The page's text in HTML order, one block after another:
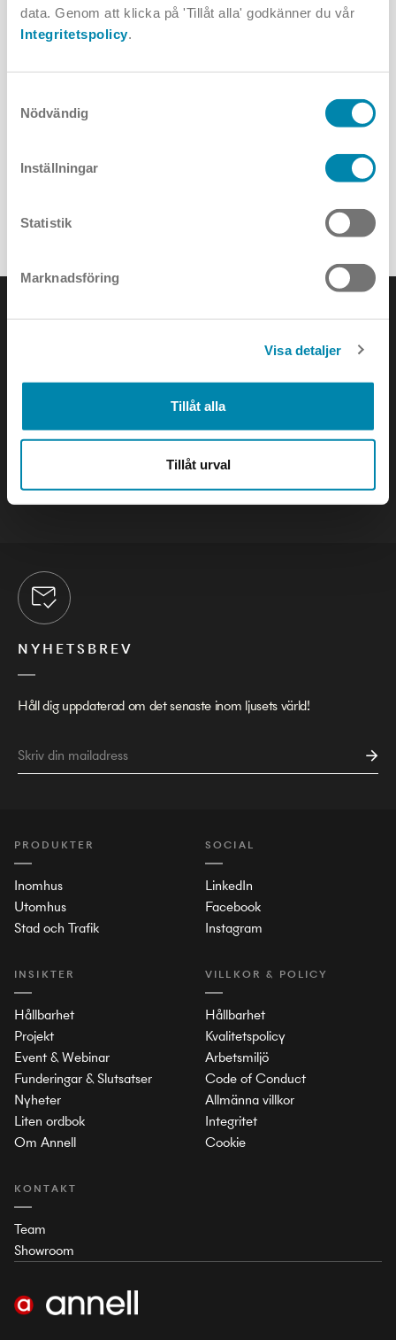
data. Genom att klicka på 'Tillåt alla' godkänner du vår
Integritetspolicy.
Nödvändig
Inställningar
Statistik
Marknadsföring
Visa detaljer
Tillåt alla
Tillåt urval
KONTAKTA OSS
e-mail:info@annell.se
NYHETSBREV
Håll dig uppdaterad om det senaste inom ljusets värld!
PRODUKTER
Inomhus
Utomhus
Stad och Trafik
INSIKTER
Hållbarhet
Projekt
Event & Webinar
Funderingar & Slutsatser
Nyheter
Liten ordbok
Om Annell
KONTAKT
Team
Showroom
SOCIAL
LinkedIn
Facebook
Instagram
VILLKOR & POLICY
Hållbarhet
Kvalitetspolicy
Arbetsmiljö
Code of Conduct
Allmänna villkor
Integritet
Cookie